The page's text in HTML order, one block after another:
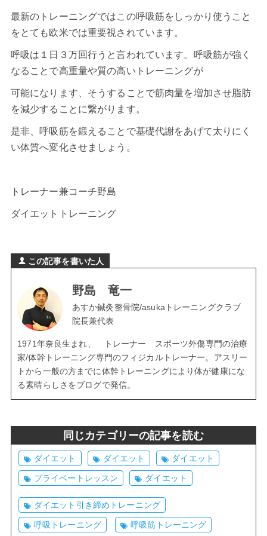
最新のトレーニングではこの呼吸筋をしっかり使うこと
をとても欧米では重要視されています。
呼吸は１日３万回行うと言われています。呼吸筋が強く
なることで高重量や質の高いトレーニングが
可能になります、そうすることで筋肉量を増加させ脂肪
を減少することに繋がります。
是非、呼吸筋を鍛えることで基礎代謝をあげて太りにく
い体質へ変化させましょう。
トレーナー兼コーチ野島
ダイエットトレーニング
この記事を書いた人
野島 竜一
あすか鍼灸整骨院/asukaトレーニングクラブ
院長兼代表
1971年奈良生まれ、 トレーナー スポーツ外傷専門の治療
家/体幹トレーニング専門のフィジカルトレーナー。アスリー
トから一般の方までに体幹トレーニングにより体が健康にな
る素晴らしさをブログで発信。
同じカテゴリーの記事を読む
ダイエット ダイエット ダイエット
プライベートレッスン ダイエット
ダイエット引き締めトレーニング
呼吸トレーニング 呼吸筋トレーニング